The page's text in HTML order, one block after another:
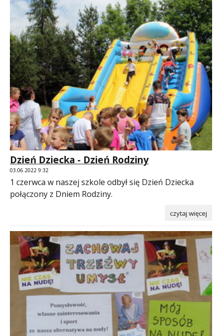
Dzień Dziecka - Dzień Rodziny
03.06.2022 9:32
1 czerwca w naszej szkole odbył się Dzień Dziecka
połączony z Dniem Rodziny.
czytaj więcej